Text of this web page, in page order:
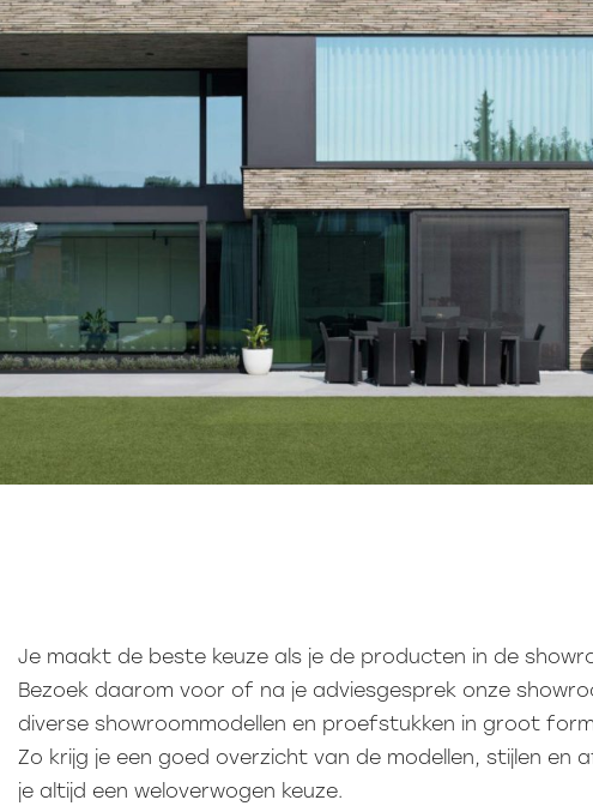
Je maakt de beste keuze als je de producten in de
Bezoek daarom voor of na je adviesgesprek onze
diverse showroommodellen en proefstukken in groot
Zo krijg je een goed overzicht van de modellen, stijlen en
je altijd een weloverwogen keuze.